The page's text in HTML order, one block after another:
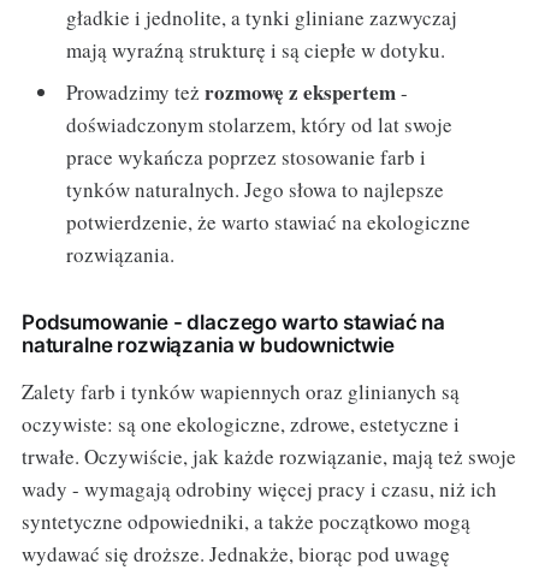
gładkie i jednolite, a tynki gliniane zazwyczaj
mają wyraźną strukturę i są ciepłe w dotyku.
Prowadzimy teżrozmowę z ekspertem-
doświadczonym stolarzem, który od lat swoje
prace wykańcza poprzez stosowanie farb i
tynków naturalnych. Jego słowa to najlepsze
potwierdzenie, że warto stawiać na ekologiczne
rozwiązania.
Podsumowanie - dlaczego warto stawiać na
naturalne rozwiązania w budownictwie
Zalety farb i tynków wapiennych oraz glinianych są
oczywiste: są one ekologiczne, zdrowe, estetyczne i
trwałe. Oczywiście, jak każde rozwiązanie, mają też swoje
wady - wymagają odrobiny więcej pracy i czasu, niż ich
syntetyczne odpowiedniki, a także początkowo mogą
wydawać się droższe. Jednakże, biorąc pod uwagę